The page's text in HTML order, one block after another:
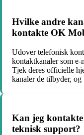
Hvilke andre
kontakte OK
Udover telefonisk
kontaktkanaler som
Tjek deres officielle
kanaler de tilbyder,
Kan jeg
teknisk support?